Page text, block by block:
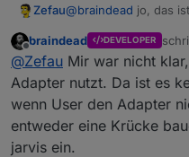
Zefau@braindead jo, das
muss ich mir noch
gestalten.
Offline
braindead DEVELOPER
@Zefau Mir war nicht
Adapter nutzt. Da ist es
wenn User den Adapter
entweder eine Krücke
jarvis ein.